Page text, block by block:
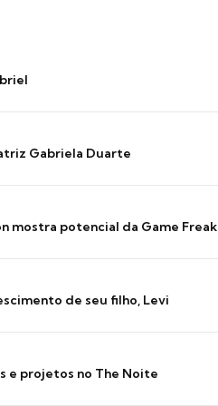
Gabriela Duarte
mostra potencial da Game Freak
de seu filho, Levi
e projetos no The Noite